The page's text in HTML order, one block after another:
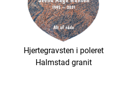
Hjertegravsten i poleret
Halmstad granit